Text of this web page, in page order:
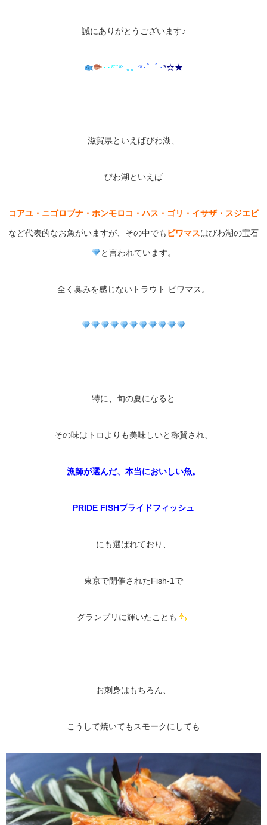
誠にありがとうございます♪
･･*’“*:.｡｡ .:*･゜ﾟ･*☆★
滋賀県といえばびわ湖、
びわ湖といえば
コアユ・ニゴロブナ・ホンモロコ・ハス・ゴリ・イサザ・スジエビ
など代表的なお魚がいますが、その中でも ビワマスはびわ湖の宝石
と言われています。
全く臭みを感じないトラウト ビワマス。
特に、旬の夏になると
その味はトロよりも美味しいと称賛され、
漁師が選んだ、本当においしい魚。
PRIDE FISHプライドフィッシュ
にも選ばれており、
東京で開催されたFish-1で
グランプリに輝いたことも
お刺身はもちろん、
こうして焼いてもスモークにしても